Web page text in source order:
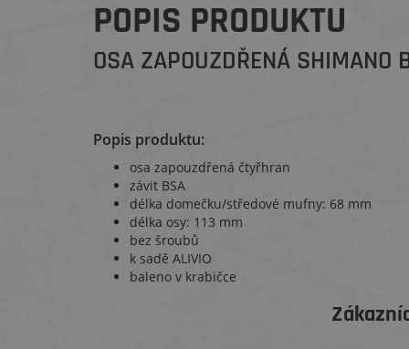
POPIS PRODUKTU
OSA ZAPOUZDŘENÁ
Popis produktu:
osa zapouzdřená čtyřhran
závit BSA
délka domečku/středové mufny: 68 mm
délka osy: 113 mm
bez šroubů
k sadě ALIVIO
baleno v krabičce